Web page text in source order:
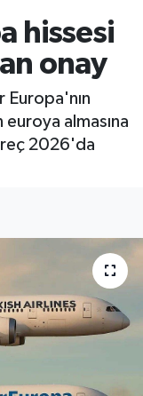
hissesi
onay
Europa'nın
almasına
2026'da